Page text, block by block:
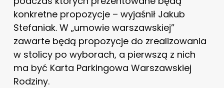
konkretne propozycje – wyjaśnił Jakub
Stefaniak. W „umowie warszawskiej”
zawarte będą propozycje do zrealizowania
w stolicy po wyborach, a pierwszą z nich
ma być Karta Parkingowa Warszawskiej
Rodziny.